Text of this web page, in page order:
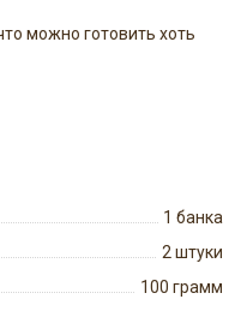
можно готовить хоть
1 банка
2штуки
100 грамм